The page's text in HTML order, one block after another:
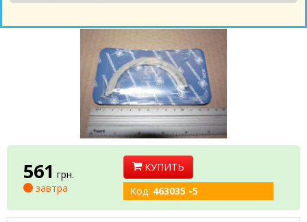
561 грн.
завтра
КУПИТЬ
Код: 463035 -5